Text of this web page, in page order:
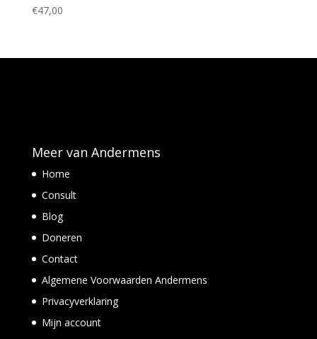
€47,00
Meer van Andermens
Home
Consult
Blog
Doneren
Contact
Algemene Voorwaarden Andermens
Privacyverklaring
Mijn account